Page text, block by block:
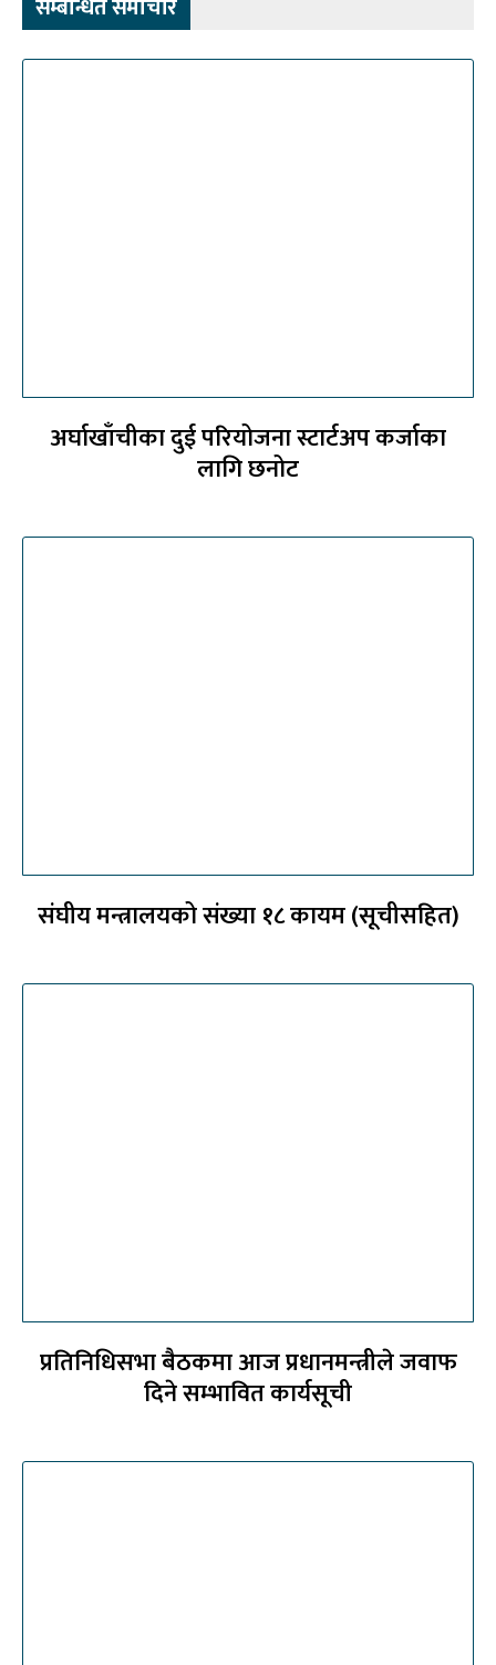
सम्बन्धित समाचार
अर्घाखाँचीका दुई परियोजना स्टार्टअप कर्जाका
लागि छनोट
संघीय मन्त्रालयको संख्या १८ कायम (सूचीसहित)
प्रतिनिधिसभा बैठकमा आज प्रधानमन्त्रीले जवाफ
दिने सम्भावित कार्यसूची